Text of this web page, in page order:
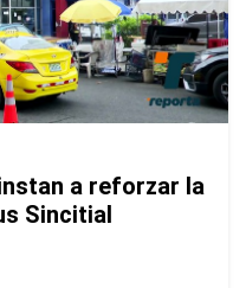
a reforzar la
Sincitial